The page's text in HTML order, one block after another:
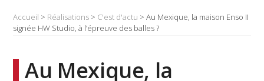
Accueil > Réalisations > C'est d'actu > Au Mexique, la maison Enso II
signée HW Studio, à l’épreuve des balles ?
Au Mexique, la